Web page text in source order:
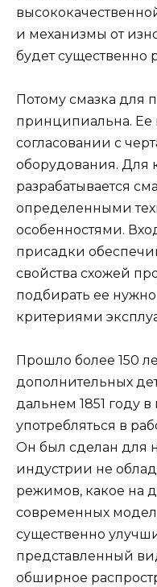
и механизмы от
будет существенно
Потому смазка для
принципиальна. Ее
согласовании с
оборудования. Для
разрабатывается
определенными
особенностями.
присадки
свойства схожей
подбирать ее
критериями
Прошло более 150
дополнительных
дальнем 1851 году в
употребляться в
Он был сделан для
индустрии не
режимов, какое на
современных
существенно
представленный
обширное